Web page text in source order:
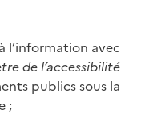
l’information avec
de l’accessibilité
publics sous la
;